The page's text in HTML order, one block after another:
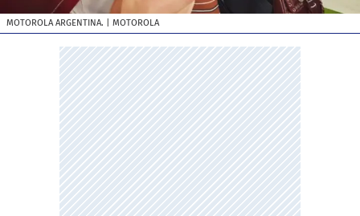
MOTOROLA ARGENTINA. | MOTOROLA